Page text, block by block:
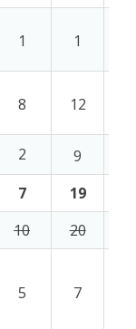
1 1
8 12
2 9
7 19
10 20
5 7